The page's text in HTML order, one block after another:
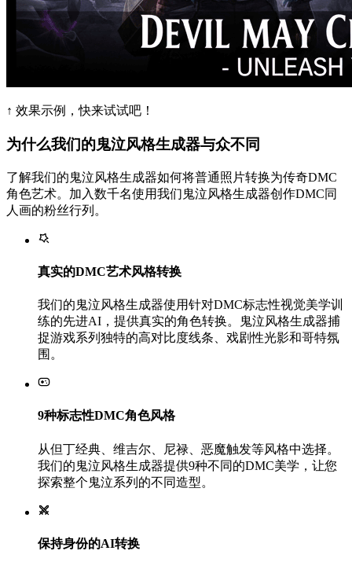
↑ 效果示例，快来试试吧！
为什么我们的鬼泣风格生成器与众不同
了解我们的鬼泣风格生成器如何将普通照片转换为传奇DMC
角色艺术。加入数千名使用我们鬼泣风格生成器创作DMC同
人画的粉丝行列。
真实的DMC艺术风格转换
我们的鬼泣风格生成器使用针对DMC标志性视觉美学训
练的先进AI，提供真实的角色转换。鬼泣风格生成器捕
捉游戏系列独特的高对比度线条、戏剧性光影和哥特氛
围。
9种标志性DMC角色风格
从但丁经典、维吉尔、尼禄、恶魔触发等风格中选择。
我们的鬼泣风格生成器提供9种不同的DMC美学，让您
探索整个鬼泣系列的不同造型。
保持身份的AI转换